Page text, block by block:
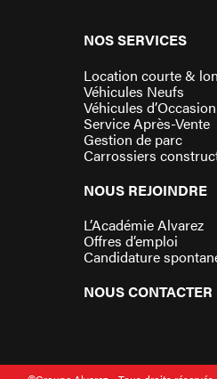
NOS SERVICES
Location courte &
Véhicules Neufs
Véhicules d’Occasion
Service Après-Vente
Gestion de parc
Carrossiers
NOUS REJOINDRE
L’Académie Alvarez
Offres d’emploi
Candidature
NOUS CONTACTER